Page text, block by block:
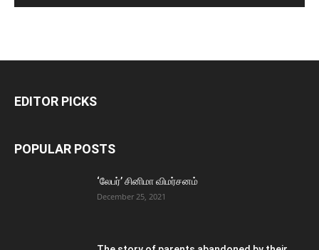
EDITOR PICKS
POPULAR POSTS
‘லேபர்’ சினிமா விமர்சனம்
December 25, 2021